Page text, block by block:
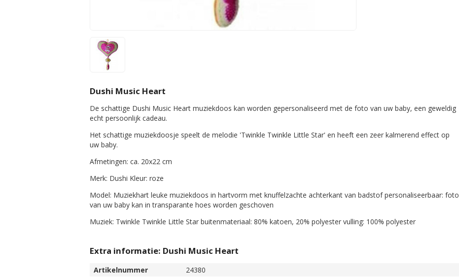
Dushi Music Heart
De schattige Dushi Music Heart muziekdoos kan worden gepersonaliseerd met de foto van uw baby, een geweldig
echt persoonlijk cadeau.
Het schattige muziekdoosje speelt de melodie 'Twinkle Twinkle Little Star' en heeft een zeer kalmerend effect op
uw baby.
Afmetingen: ca. 20x22 cm
Merk: Dushi Kleur: roze
Model: Muziekhart leuke muziekdoos in hartvorm met knuffelzachte achterkant van badstof personaliseerbaar: foto
van uw baby kan in transparante hoes worden geschoven
Muziek: Twinkle Twinkle Little Star buitenmateriaal: 80% katoen, 20% polyester vulling: 100% polyester
Extra informatie: Dushi Music Heart
Artikelnummer 24380